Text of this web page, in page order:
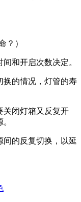
？）
和开启次数决定。
换的情况，灯管的寿
关闭灯箱又反复开
间的反复切换，以延